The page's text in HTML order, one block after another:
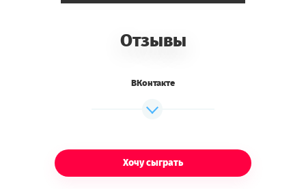
Отзывы
ВКонтакте
Хочу сыграть